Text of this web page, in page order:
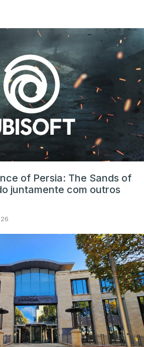
of Persia: The Sands of
juntamente com outros